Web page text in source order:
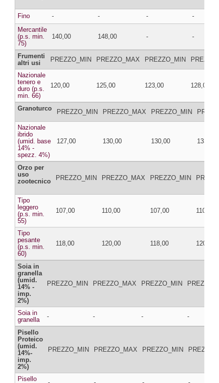
Fino - - -
-
Mercantile
(p.s. min.
75)
140,00 148,00 - -
Frumenti
altri usi
PREZZO_MIN PREZZO_MAX PREZZO_MIN
Nazionale
tenero e
duro (p.s.
min. 66)
120,00 125,00 123,00 128,00
Granoturco PREZZO_MIN PREZZO_MAX PREZZO_MIN
Nazionale
ibrido
(umid. base
14% -
spezz. 4%)
127,00 130,00 130,00 133,00
Orzo per
uso
zootecnico
PREZZO_MIN PREZZO_MAX PREZZO_MIN
Tipo
leggero
(p.s. min.
55)
107,00 110,00 107,00 110,00
Tipo
pesante
(p.s. min.
60)
118,00 120,00 118,00 120,00
Soia in
granella
(umid.
14% -
imp.
2%)
PREZZO_MIN PREZZO_MAX PREZZO_MIN
Soia in
granella
- - - -
Pisello
Proteico
(umid.
14%-
imp.
2%)
PREZZO_MIN PREZZO_MAX PREZZO_MIN
Pisello